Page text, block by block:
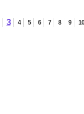
3 4 5 6 7 8 9 10